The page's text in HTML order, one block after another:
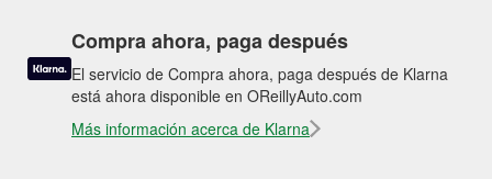
Compra ahora, paga después
El servicio de Compra ahora, paga después de Klarna
está ahora disponible en OReillyAuto.com
Más información acerca de Klarna